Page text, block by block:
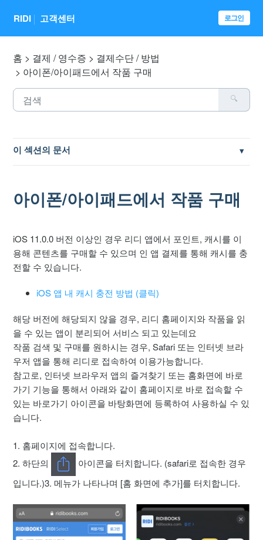
RIDI 고객센터 로그인
홈 결제 / 영수증
결제수단 / 방법
아이폰/아이패드에서 작품 구매
이 섹션의 문서
문화 상품권 / 도서 상품권 등으로 작품 결제
문화누리카드 이용 방법
해외 거주 결제 방법
전자책 선물하기 방법
리디페이 이용 가이드
보유 중인 리디캐시/리디포인트를 사용하지 않고 결제하는 방
법
신규 가입 축하 쿠폰 사용 방법
리디페이 카드 등록/변경 및 해지 불가 문제
더보기
아이폰/아이패드에서 작품 구매
iOS 11.0.0 버전 이상인 경우 리디 앱에서 포인트, 캐시를 이
용해 콘텐츠를 구매할 수 있으며 인 앱 결제를 통해 캐시를 충
전할 수 있습니다.
iOS 앱 내 캐시 충전 방법 (클릭)
해당 버전에 해당되지 않을 경우, 리디 홈페이지와 작품을 읽
을 수 있는 앱이 분리되어 서비스 되고 있는데요
작품 검색 및 구매를 원하시는 경우, Safari 또는 인터넷 브라
우저 앱을 통해 리디로 접속하여 이용가능합니다.
참고로, 인터넷 브라우저 앱의 즐겨찾기 또는 홈화면에 바로
가기 기능을 통해서 아래와 같이 홈페이지로 바로 접속할 수
있는 바로가기 아이콘을 바탕화면에 등록하여 사용하실 수 있
습니다.
1. 홈페이지에 접속합니다.
2. 하단의
아이콘을 터치합니다. (safari로 접속한 경우
입니다.)3. 메뉴가 나타나며 [홈 화면에 추가]를 터치합니다.